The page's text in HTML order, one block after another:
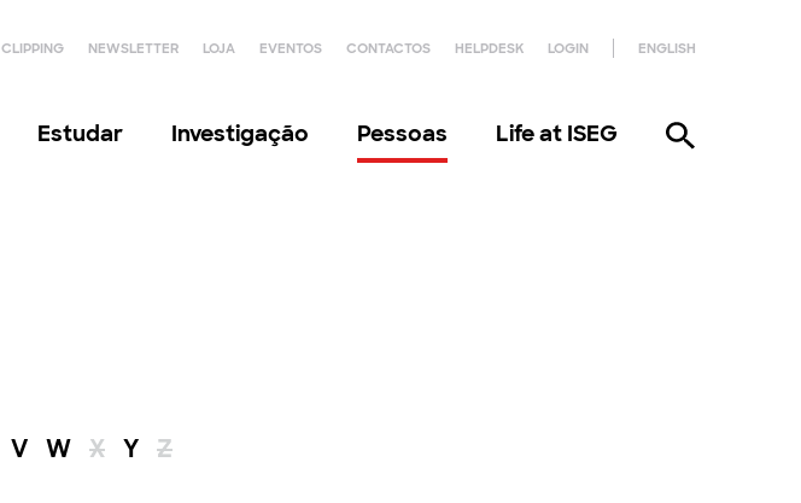
CLIPPING NEWSLETTER LOJA EVENTOS CONTACTOS HELPDESK LOGIN ENGLISH
Estudar Investigação Pessoas Life at ISEG
V W X Y Z